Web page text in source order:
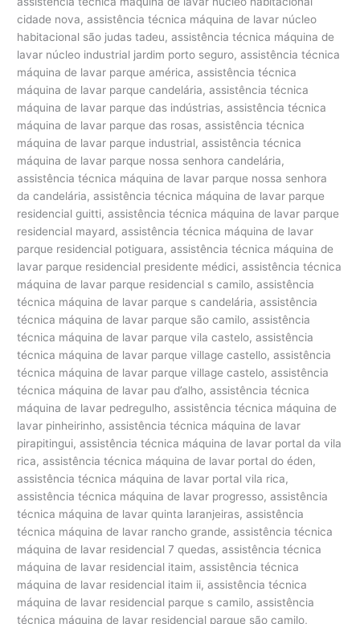
cidade nova, assistência técnica máquina de lavar núcleo
habitacional são judas tadeu, assistência técnica máquina de
lavar núcleo industrial jardim porto seguro, assistência técnica
máquina de lavar parque américa, assistência técnica
máquina de lavar parque candelária, assistência técnica
máquina de lavar parque das indústrias, assistência técnica
máquina de lavar parque das rosas, assistência técnica
máquina de lavar parque industrial, assistência técnica
máquina de lavar parque nossa senhora candelária,
assistência técnica máquina de lavar parque nossa senhora
da candelária, assistência técnica máquina de lavar parque
residencial guitti, assistência técnica máquina de lavar parque
residencial mayard, assistência técnica máquina de lavar
parque residencial potiguara, assistência técnica máquina de
lavar parque residencial presidente médici, assistência técnica
máquina de lavar parque residencial s camilo, assistência
técnica máquina de lavar parque s candelária, assistência
técnica máquina de lavar parque são camilo, assistência
técnica máquina de lavar parque vila castelo, assistência
técnica máquina de lavar parque village castello, assistência
técnica máquina de lavar parque village castelo, assistência
técnica máquina de lavar pau d’alho, assistência técnica
máquina de lavar pedregulho, assistência técnica máquina de
lavar pinheirinho, assistência técnica máquina de lavar
pirapitingui, assistência técnica máquina de lavar portal da vila
rica, assistência técnica máquina de lavar portal do éden,
assistência técnica máquina de lavar portal vila rica,
assistência técnica máquina de lavar progresso, assistência
técnica máquina de lavar quinta laranjeiras, assistência
técnica máquina de lavar rancho grande, assistência técnica
máquina de lavar residencial 7 quedas, assistência técnica
máquina de lavar residencial itaim, assistência técnica
máquina de lavar residencial itaim ii, assistência técnica
máquina de lavar residencial parque s camilo, assistência
técnica máquina de lavar residencial parque são camilo,